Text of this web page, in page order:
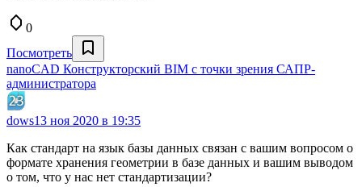
0
Посмотреть
nanoCAD Конструкторский BIM с точки зрения САПР-
администратора
dows13 ноя 2020 в 19:35
Как стандарт на язык базы данных связан с вашим вопросом о
формате хранения геометрии в базе данных и вашим выводом
о том, что у нас нет стандартизации?